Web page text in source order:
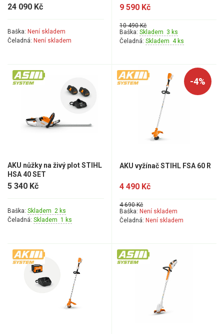
STIHL AK systém
Aku AL-KO
Štípačka na dřevo
VARI malotraktory
Sněhové frézy
Vertikutátory
Nůžky na živý plot
Vysavače a foukače
Elektrocentrály
Štěpkovače a drtiče
24 090 Kč
Baška: Není skladem
Čeladná: Není skladem
9 590 Kč
10 490 Kč
Baška: Skladem 3 ks
Čeladná: Skladem 4 ks
AKU nůžky na živý plot STIHL
HSA 40 SET
5 340 Kč
Baška: Skladem 2 ks
Čeladná: Skladem 1 ks
-4%
AKU vyžínač STIHL FSA 60 R
4 490 Kč
4 690 Kč
Baška: Není skladem
Čeladná: Není skladem